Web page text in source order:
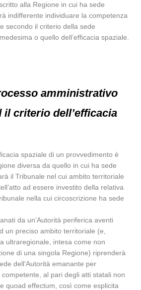
alla Regione in cui ha sede
indifferente individuare la competenza
secondo il criterio della sede
o quello dell’efficacia spaziale.
amministrativo
il criterio dell’efficacia
spaziale di un provvedimento è
diversa da quello in cui ha sede
il Tribunale nel cui ambito territoriale
ad essere investito della relativa
nella cui circoscrizione ha sede
da un’Autorità periferica aventi
un preciso ambito territoriale (e,
ultraregionale, intesa come non
di una singola Regione) riprenderà
dell’Autorità emanante per
al pari degli atti statali non
quoad effectum, così come esplicita